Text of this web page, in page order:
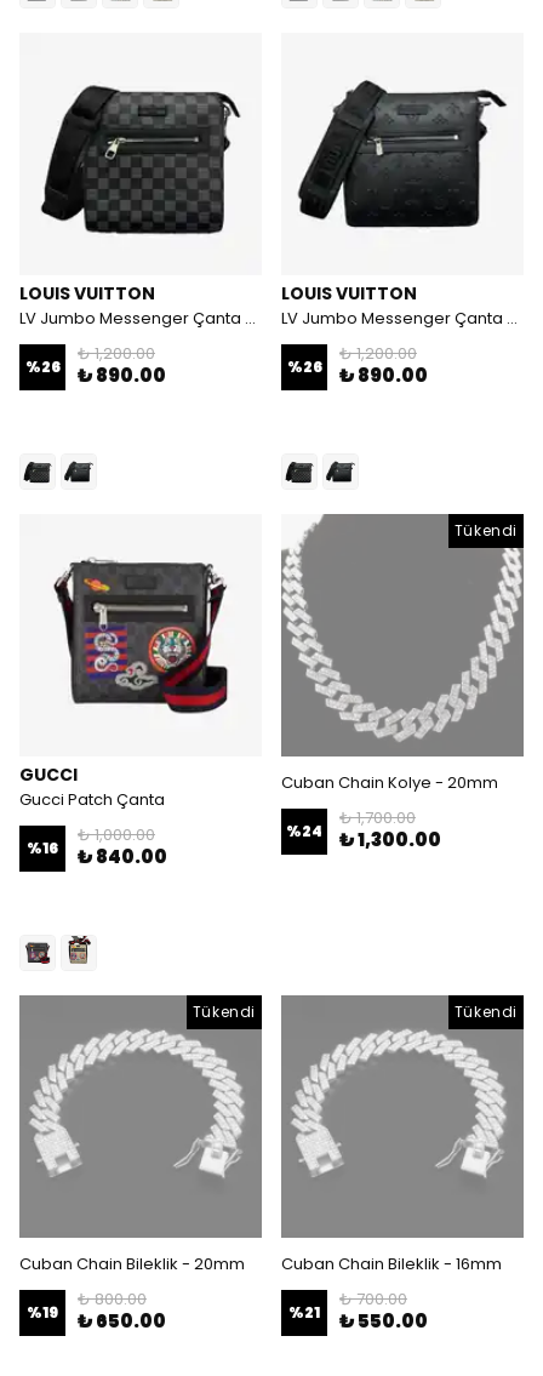
LOUIS VUITTON
LV Jumbo Messenger Çanta - Damalı
%26
₺ 1,200.00
₺ 890.00
LOUIS VUITTON
LV Jumbo Messenger Çanta - Sıcak Press
%26
₺ 1,200.00
₺ 890.00
GUCCI
Gucci Patch Çanta
%16
₺ 1,000.00
₺ 840.00
Tükendi
Cuban Chain Kolye - 20mm
%24
₺ 1,700.00
₺ 1,300.00
Tükendi
Cuban Chain Bileklik - 20mm
%19
₺ 800.00
₺ 650.00
Tükendi
Cuban Chain Bileklik - 16mm
%21
₺ 700.00
₺ 550.00